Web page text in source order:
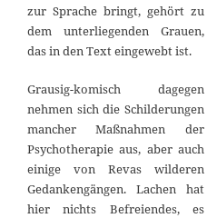
zur Sprache bringt, gehört zu
dem unterliegenden Grauen,
das in den Text eingewebt ist.
Grausig-komisch dagegen
nehmen sich die Schilderungen
mancher Maßnahmen der
Psychotherapie aus, aber auch
einige von Revas wilderen
Gedankengängen. Lachen hat
hier nichts Befreiendes, es